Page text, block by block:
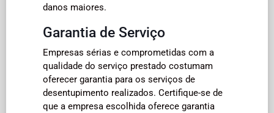
danos maiores.
Garantia de Serviço
Empresas sérias e comprometidas com a
qualidade do serviço prestado costumam
oferecer garantia para os serviços de
desentupimento realizados. Certifique-se de
que a empresa escolhida oferece garantia